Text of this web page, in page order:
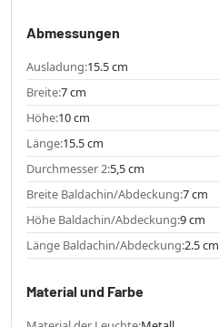
Abmessungen
Ausladung:15.5 cm
Breite:7 cm
Höhe:10 cm
Länge:15.5 cm
Durchmesser 2:5,5 cm
Breite Baldachin/Abdeckung:7 cm
Höhe Baldachin/Abdeckung:9 cm
Länge Baldachin/Abdeckung:2.5 cm
Material und Farbe